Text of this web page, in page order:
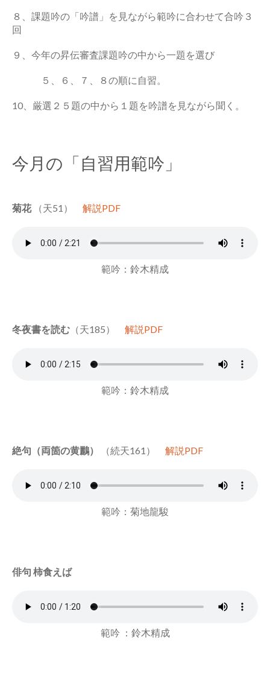
８、課題吟の「吟譜」を見ながら範吟に合わせて合吟３
回
９、今年の昇伝審査課題吟の中から一題を選び
５、６、７、８の順に自習。
10、厳選２５題の中から１題を吟譜を見ながら聞く。
今月の「自習用範吟」
菊花（天51） 解説PDF
範吟：鈴木精成
冬夜書を読む （天185） 解説PDF
範吟：鈴木精成
絶句（両箇の黄鸝） （続天161） 解説PDF
範吟：菊地龍駿
俳句 柿食えば
範吟 ：鈴木精成